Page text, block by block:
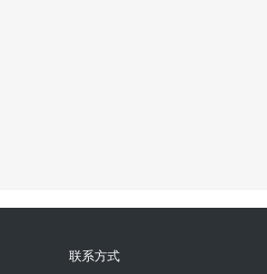
联系方式